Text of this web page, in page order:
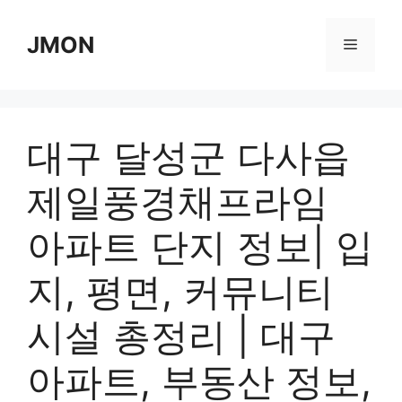
contentJMON Menu
대구 달성군 다사읍
제일풍경채프라임
아파트 단지 정보| 입
지, 평면, 커뮤니티
시설 총정리 | 대구
아파트, 부동산 정보,